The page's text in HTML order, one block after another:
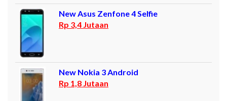
New Asus Zenfone 4 Selfie
Rp 3,4 Jutaan
New Nokia 3 Android
Rp 1,8 Jutaan